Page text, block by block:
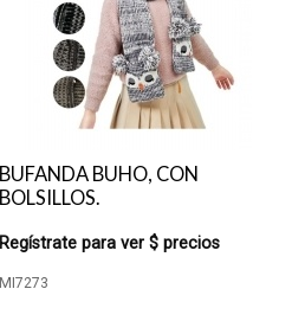
BUFANDA BUHO, CON
BOLSILLOS.
Regístrate para ver $ precios
MI7273